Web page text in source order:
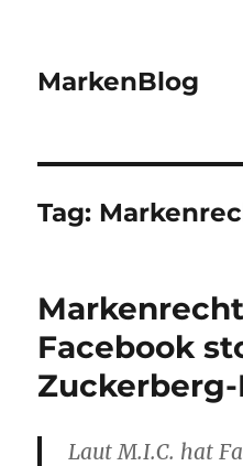
MarkenBlog
Tag:
Facebook
Laut M.I.C. hat